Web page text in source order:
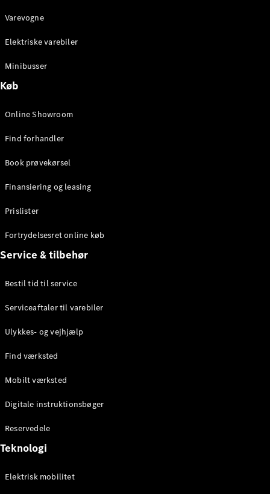
Ladvogn
Konfigurator
eVito
Elektrisk
eVito
Konfigurator
Showroom
Online Showroom
Varevogne
Elektriske varebiler
Minibusser
Køb
Online Showroom
Find forhandler
Book prøvekørsel
Finansiering og leasing
Prislister
Fortrydelsesret online køb
Service & tilbehør
Bestil tid til service
Serviceaftaler til varebiler
Ulykkes- og vejhjælp
Find værksted
Mobilt værksted
Digitale instruktionsbøger
Reservedele
Teknologi
Elektrisk mobilitet